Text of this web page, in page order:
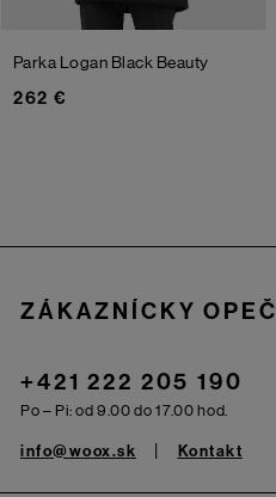
Parka Logan Black Beauty
262 €
ZÁKAZNÍCKY
+421 222 205 190
Po – Pi: od 9.00 do 17.00 hod.
info@woox.sk Kontakt